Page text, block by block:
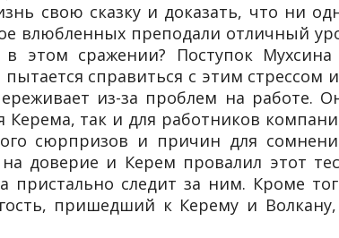
свою сказку и доказать, что ни
влюбленных преподали отличный
этом сражении? Поступок
справиться с этим стрессом
из-за проблем на работе.
так и для работников
сюрпризов и причин для
доверие и Керем провалил этот
следит за ним. Кроме
пришедший к Керему и